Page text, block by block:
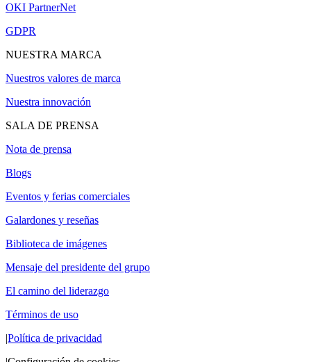
OKI PartnerNet
GDPR
NUESTRA MARCA
Nuestros valores de marca
Nuestra innovación
SALA DE PRENSA
Nota de prensa
Blogs
Eventos y ferias comerciales
Galardones y reseñas
Biblioteca de imágenes
Mensaje del presidente del grupo
El camino del liderazgo
Términos de uso
|Política de privacidad